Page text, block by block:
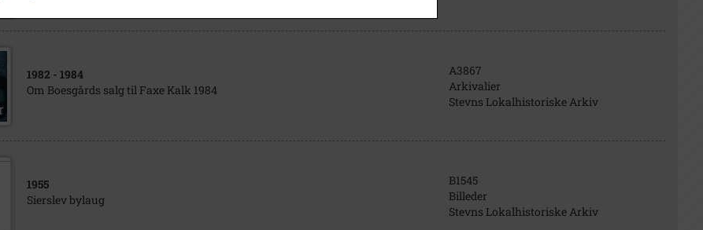
1982 - 1984
Om Boesgårds salg til Faxe Kalk 1984
A3867
Arkivalier
Stevns Lokalhistoriske Arkiv
1955
Sierslev bylaug
B1545
Billeder
Stevns Lokalhistoriske Arkiv